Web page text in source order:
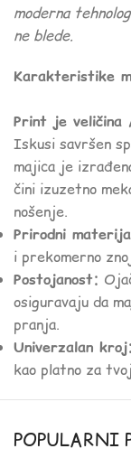
moderna
ne blede.
Karakteristike
Print je veličina
Iskusi savršen
majica je
čini izuzetno
nošenje.
Prirodni
i prekomerno
Postojanost:
osiguravaju da
pranja.
Univerzalan kroj:
kao platno za
POPULARNI